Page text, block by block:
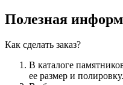
Полезная
Как сделать заказ?
В каталоге
ее размер и полировку.